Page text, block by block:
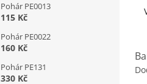
Pohár PE0013
115 Kč
Pohár PE0022
160 Kč
Pohár PE131
330 Kč